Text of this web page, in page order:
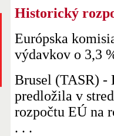
Historický
Európska
výdavkov o 3,3
Brusel (TASR) -
predložila v
rozpočtu EÚ na
. . .